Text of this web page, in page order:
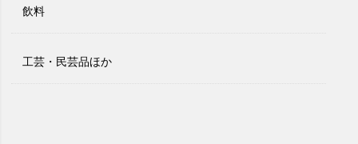
飲料
工芸・民芸品ほか